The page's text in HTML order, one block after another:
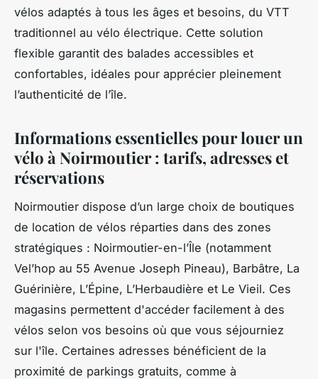
vélos adaptés à tous les âges et besoins, du VTT
traditionnel au vélo électrique. Cette solution
flexible garantit des balades accessibles et
confortables, idéales pour apprécier pleinement
l’authenticité de l’île.
Informations essentielles pour louer un
vélo à Noirmoutier : tarifs, adresses et
réservations
Noirmoutier dispose d’un large choix de boutiques
de location de vélos réparties dans des zones
stratégiques : Noirmoutier-en-l’Île (notamment
Vel’hop au 55 Avenue Joseph Pineau), Barbâtre, La
Guérinière, L’Épine, L’Herbaudière et Le Vieil. Ces
magasins permettent d'accéder facilement à des
vélos selon vos besoins où que vous séjourniez
sur l'île. Certaines adresses bénéficient de la
proximité de parkings gratuits, comme à